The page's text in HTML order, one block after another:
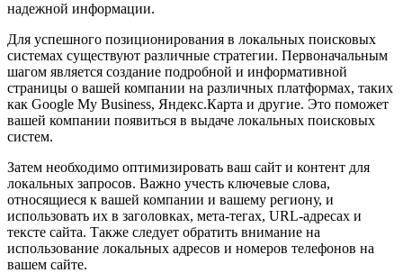
надежной информации.
Для успешного позиционирования в локальных поисковых
системах существуют различные стратегии. Первоначальным
шагом является создание подробной и информативной
страницы о вашей компании на различных платформах, таких
как Google My Business, Яндекс.Карта и другие. Это поможет
вашей компании появиться в выдаче локальных поисковых
систем.
Затем необходимо оптимизировать ваш сайт и контент для
локальных запросов. Важно учесть ключевые слова,
относящиеся к вашей компании и вашему региону, и
использовать их в заголовках, мета-тегах, URL-адресах и
тексте сайта. Также следует обратить внимание на
использование локальных адресов и номеров телефонов на
вашем сайте.